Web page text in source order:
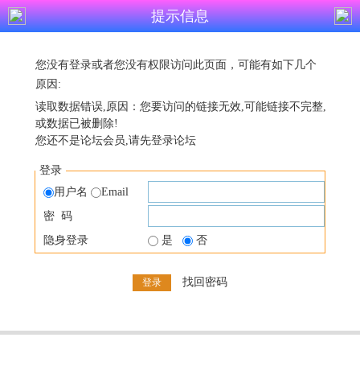
提示信息
您没有登录或者您没有权限访问此页面，可能有如下几个
原因:
读取数据错误,原因：您要访问的链接无效,可能链接不完整,
或数据已被删除!
您还不是论坛会员,请先登录论坛
登录
用户名
Email
密 码
隐身登录
是 否
找回密码